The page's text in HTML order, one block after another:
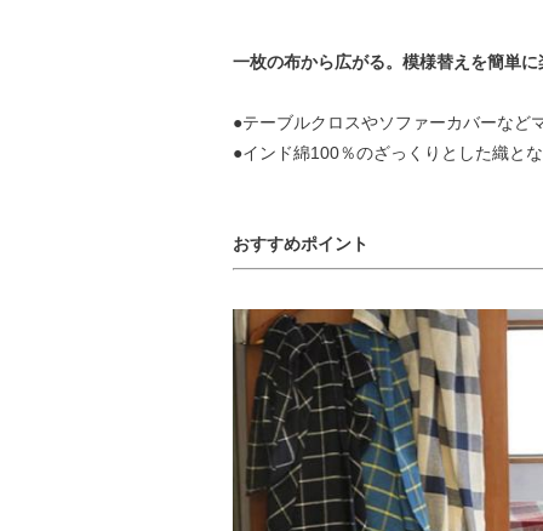
一枚の布から広がる。模様替えを簡単
●テーブルクロスやソファーカバーなど
●インド綿100％のざっくりとした織と
おすすめポイント